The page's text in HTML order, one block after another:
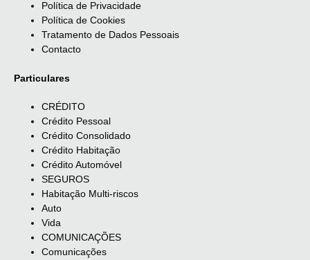
Política de Privacidade
Política de Cookies
Tratamento de Dados Pessoais
Contacto
Particulares
CRÉDITO
Crédito Pessoal
Crédito Consolidado
Crédito Habitação
Crédito Automóvel
SEGUROS
Habitação Multi-riscos
Auto
Vida
COMUNICAÇÕES
Comunicações